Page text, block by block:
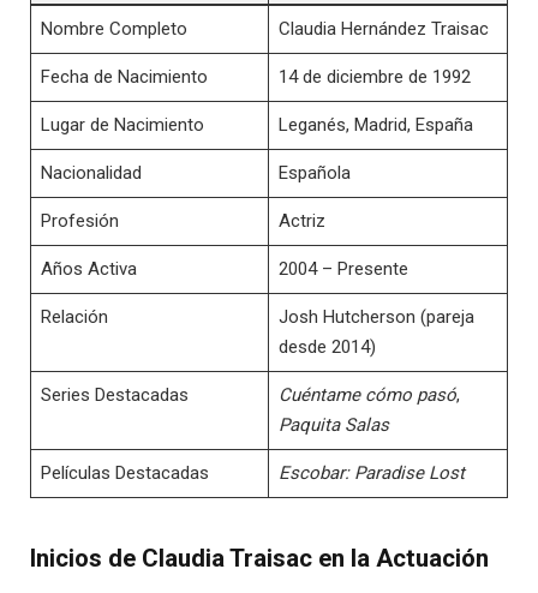
Nombre Completo Claudia Hernández Traisac
Fecha de Nacimiento 14 de diciembre de 1992
Lugar de Nacimiento Leganés, Madrid, España
Nacionalidad Española
Profesión Actriz
Años Activa 2004 – Presente
Relación
Josh Hutcherson (pareja
desde 2014)
Series Destacadas Cuéntame cómo pasó,
Paquita Salas
Películas Destacadas Escobar: Paradise Lost
Inicios de Claudia Traisac en la Actuación